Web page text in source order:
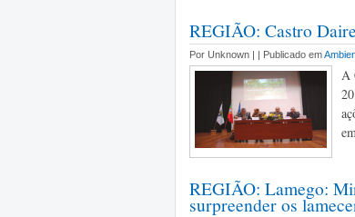
REGIÃO: Castro
Por Unknown | | Publicado em
A
REGIÃO: Lamego:
surpreender os